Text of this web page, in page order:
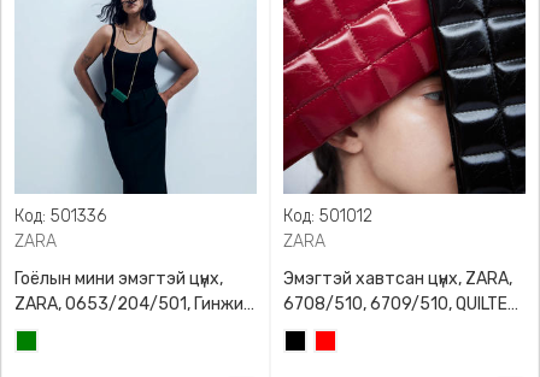
Код: 501336
ZARA
Гоёлын мини эмэгтэй цүнх,
ZARA, 0653/204/501, Гинжин
оосортой, Дотроо тольтой
Код: 501012
ZARA
Эмэгтэй хавтсан цүнх, ZARA,
6708/510, 6709/510, QUILTED
CLUTCH BAGDETAILS, Лакан,
Гинжин оосортой